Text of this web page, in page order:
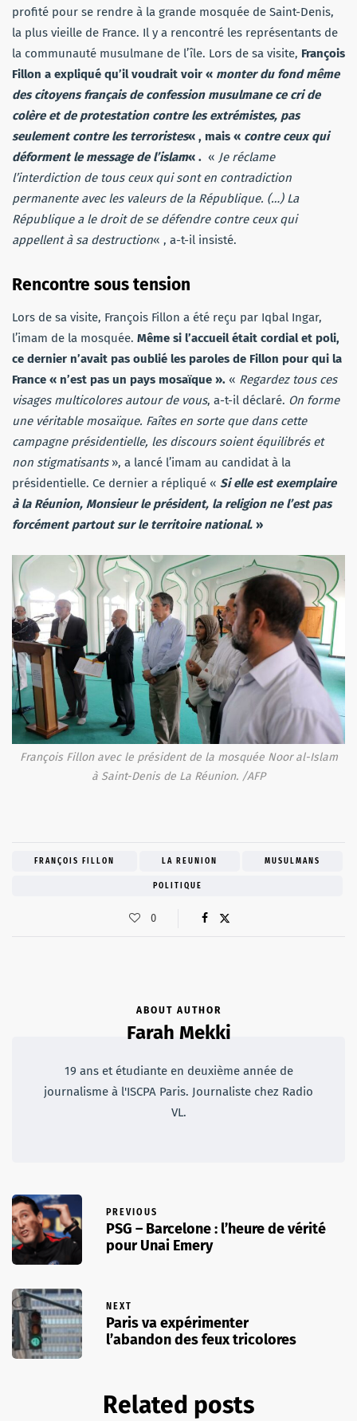
profité pour se rendre à la grande mosquée de Saint-Denis,
la plus vieille de France. Il y a rencontré les représentants de
la communauté musulmane de l’île. Lors de sa visite, François
Fillon a expliqué qu’il voudrait voir « monter du fond même
des citoyens français de confession musulmane ce cri de
colère et de protestation contre les extrémistes, pas
seulement contre les terroristes« , mais « contre ceux qui
déforment le message de l’islam« . « Je réclame
l’interdiction de tous ceux qui sont en contradiction
permanente avec les valeurs de la République. (…) La
République a le droit de se défendre contre ceux qui
appellent à sa destruction« , a-t-il insisté.
Rencontre sous tension
Lors de sa visite, François Fillon a été reçu par Iqbal Ingar,
l’imam de la mosquée. Même si l’accueil était cordial et poli,
ce dernier n’avait pas oublié les paroles de Fillon pour qui la
France « n’est pas un pays mosaïque ». « Regardez tous ces
visages multicolores autour de vous, a-t-il déclaré. On forme
une véritable mosaïque. Faîtes en sorte que dans cette
campagne présidentielle, les discours soient équilibrés et
non stigmatisants», a lancé l’imam au candidat à la
présidentielle. Ce dernier a répliqué « Si elle est exemplaire
à la Réunion, Monsieur le président, la religion ne l’est pas
forcément partout sur le territoire national. »
François Fillon avec le président de la mosquée Noor al-Islam
à Saint-Denis de La Réunion. /AFP
FRANÇOIS FILLON LA REUNION MUSULMANS
POLITIQUE
0
ABOUT AUTHOR
Farah Mekki
19 ans et étudiante en deuxième année de
journalisme à l'ISCPA Paris. Journaliste chez Radio
VL.
PREVIOUS
PSG – Barcelone : l’heure de vérité
pour Unai Emery
NEXT
Paris va expérimenter
l’abandon des feux tricolores
Related posts